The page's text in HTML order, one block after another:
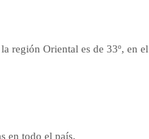
región Oriental es de 33º, en el
en todo el país.